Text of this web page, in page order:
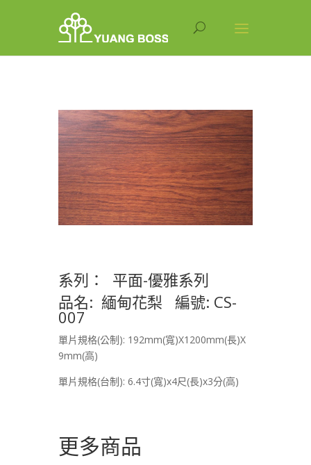
系列： 平面-優雅系列
品名: 緬甸花梨 編號: CS-
007
單片規格(公制): 192mm(寬)X1200mm(長)X
9mm(高)
單片規格(台制): 6.4寸(寬)x4尺(長)x3分(高)
更多商品